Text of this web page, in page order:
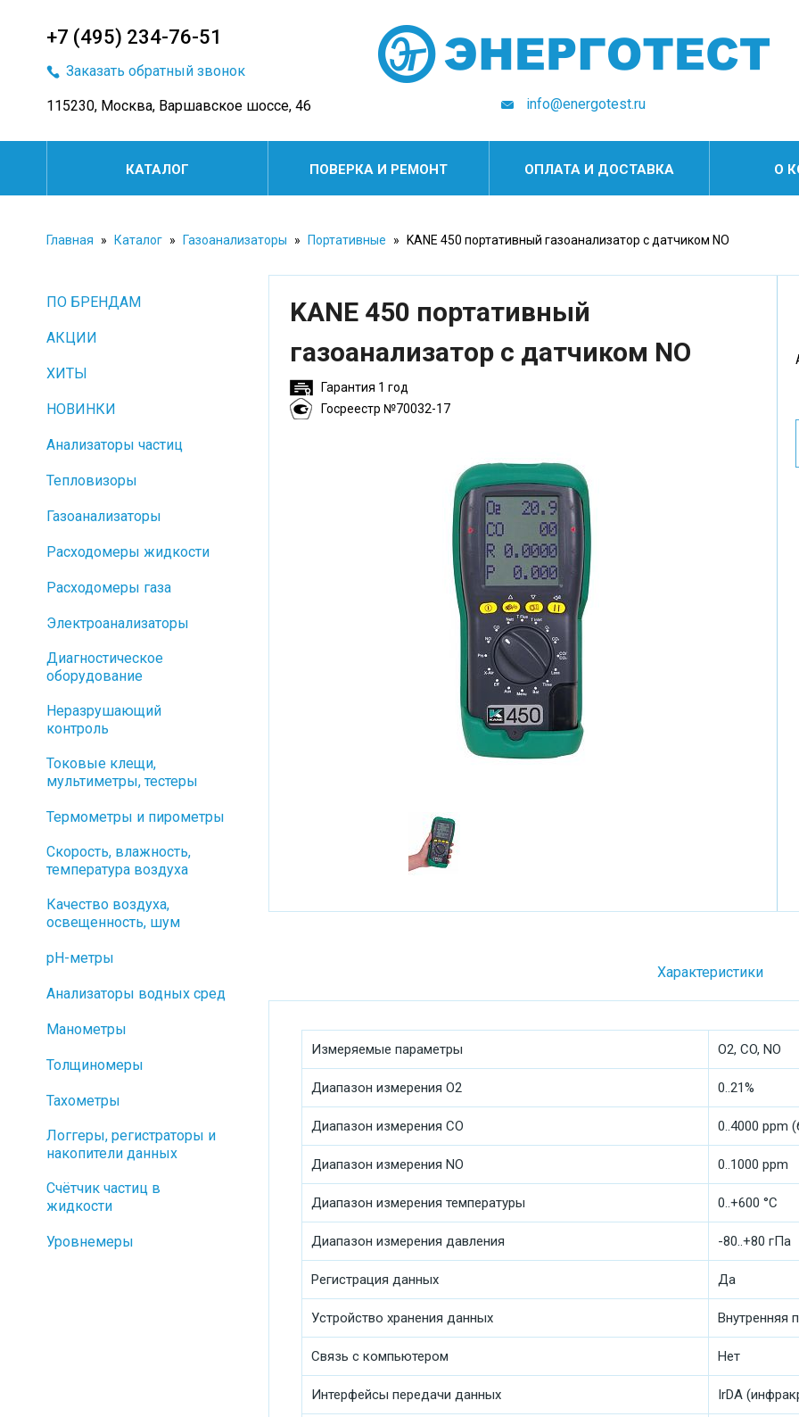
+7 (495) 234-76-51
Заказать обратный звонок
115230, Москва, Варшавское шоссе, 46 info@energotest.ru
КАТАЛОГ ПОВЕРКА И РЕМОНТ ОПЛАТА И ДОСТАВКА О
Главная » Каталог » Газоанализаторы » Портативные » KANE 450 портативный газоанализатор с датчиком NO
KANE 450 портативный
газоанализатор с датчиком NO
Гарантия 1 год
Госреестр №70032-17
Характеристики
Измеряемые параметры O2, CO, NO
Диапазон измерения O2 0..21%
Диапазон измерения CO 0..4000 ppm
Диапазон измерения NO 0..1000 ppm
Диапазон измерения температуры 0..+600 °C
Диапазон измерения давления -80..+80 гПа
Регистрация данных Да
Устройство хранения данных Внутренняя
Связь с компьютером Нет
Интерфейсы передачи данных IrDA
ПО БРЕНДАМ
АКЦИИ
ХИТЫ
НОВИНКИ
Анализаторы частиц
Тепловизоры
Газоанализаторы
Расходомеры жидкости
Расходомеры газа
Электроанализаторы
Диагностическое
оборудование
Неразрушающий
контроль
Токовые клещи,
мультиметры, тестеры
Термометры и пирометры
Скорость, влажность,
температура воздуха
Качество воздуха,
освещенность, шум
pH-метры
Анализаторы водных сред
Манометры
Толщиномеры
Тахометры
Логгеры, регистраторы и
накопители данных
Cчётчик частиц в
жидкости
Уровнемеры